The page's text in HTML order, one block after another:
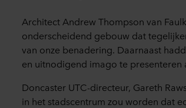
Architect Andrew Thompson van
onderscheidend gebouw dat
van onze benadering. Daarnaast
en uitnodigend imago te
Doncaster UTC-directeur, Gareth
in het stadscentrum zou worden dat